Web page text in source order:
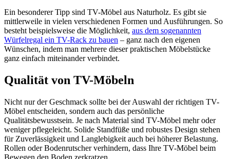
Ein besonderer Tipp sind TV-Möbel aus Naturholz. Es gibt sie
mittlerweile in vielen verschiedenen Formen und Ausführungen. So
besteht beispielsweise die Möglichkeit, aus dem sogenannten
Würfelregal ein TV-Rack zu bauen – ganz nach den eigenen
Wünschen, indem man mehrere dieser praktischen Möbelstücke
ganz einfach miteinander verbindet.
Qualität von TV-Möbeln
Nicht nur der Geschmack sollte bei der Auswahl der richtigen TV-
Möbel entscheiden, sondern auch das persönliche
Qualitätsbewusstsein. Je nach Material sind TV-Möbel mehr oder
weniger pflegeleicht. Solide Standfüße und robustes Design stehen
für Zuverlässigkeit und Langlebigkeit auch bei höherer Belastung.
Rollen oder Bodenrutscher verhindern, dass Ihre TV-Möbel beim
Bewegen den Boden zerkratzen.